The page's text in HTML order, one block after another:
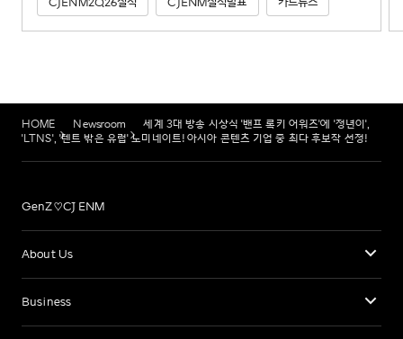
HOME Newsroom
세계 3대 방송 시상식 '밴프 록키 어워즈'에 '정년이',
'LTNS', '텐트 밖은 유럽' 노미네이트! 아시아 콘텐츠 기업 중 최다 후보작 선정!
GenZ♡CJ ENM
About Us
Business